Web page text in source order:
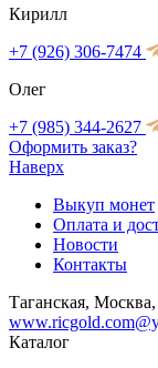
Кирилл
+7 (926) 306-7474
Олег
+7 (985) 344-2627
Оформить заказ?
Наверх
Выкуп монет
Оплата и
Новости
Контакты
Таганская,
Каталог